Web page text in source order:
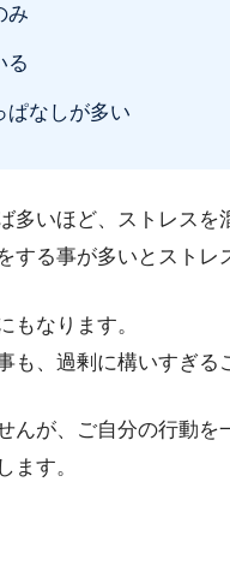
み
る
ぱなしが多い
多いほど、ストレスを
する事が多いとストレ
もなります。
も、過剰に構いすぎる
んが、ご自分の行動を
ます。